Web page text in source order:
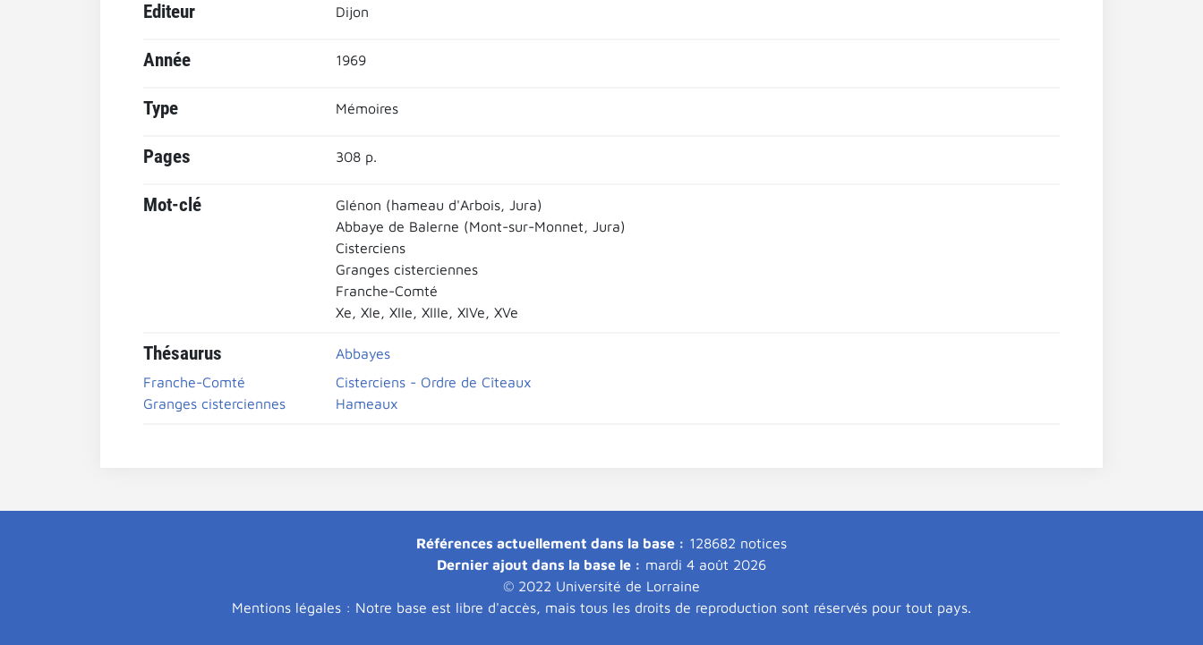
Editeur Dijon
Année 1969
Type Mémoires
Pages 308 p.
Mot-clé
Glénon (hameau d'Arbois, Jura)
Abbaye de Balerne (Mont-sur-Monnet, Jura)
Cisterciens
Granges cisterciennes
Franche-Comté
Xe, XIe, XIIe, XIIIe, XIVe, XVe
Thésaurus
Abbayes
Franche-Comté
Cisterciens - Ordre de Cîteaux
Granges cisterciennes
Hameaux
Références actuellement dans la base : 128682 notices
Dernier ajout dans la base le : mardi 4 août 2026
© 2022 Université de Lorraine
Mentions légales : Notre base est libre d'accès, mais tous les droits de reproduction sont réservés pour tout pays.